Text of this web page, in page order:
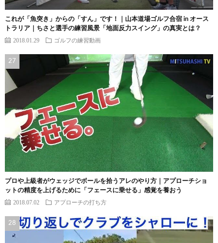
これが「魚突き」からの「すん」です！｜山本道場ゴルフ合宿 in オース
トラリア｜ちさと選手の練習風景「地面反力スイング」の真実とは？
2018.01.29 ゴルフの練習動画
プロや上級者がウェッジでボールを拾うアレのやり方｜アプローチショ
ットの精度を上げるために「フェースに乗せる」感覚を養おう
2018.07.02 アプローチの打ち方